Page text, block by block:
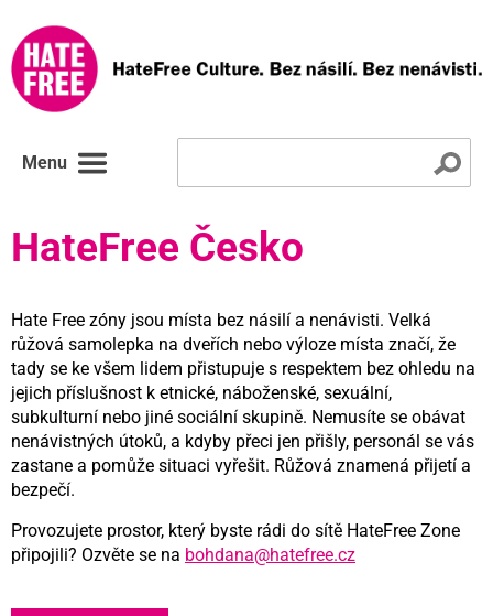
Menu
HateFree Česko
Hate Free zóny jsou místa bez násilí a nenávisti. Velká
růžová samolepka na dveřích nebo výloze místa značí, že
tady se ke všem lidem přistupuje s respektem bez ohledu na
jejich příslušnost k etnické, náboženské, sexuální,
subkulturní nebo jiné sociální skupině. Nemusíte se obávat
nenávistných útoků, a kdyby přeci jen přišly, personál se vás
zastane a pomůže situaci vyřešit. Růžová znamená přijetí a
bezpečí.
Provozujete prostor, který byste rádi do sítě HateFree Zone
připojili? Ozvěte se na bohdana@hatefree.cz